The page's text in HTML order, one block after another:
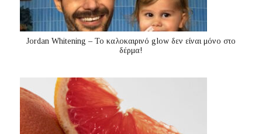
Jordan Whitening – Το καλοκαιρινό glow δεν είναι μόνο στο
δέρμα!